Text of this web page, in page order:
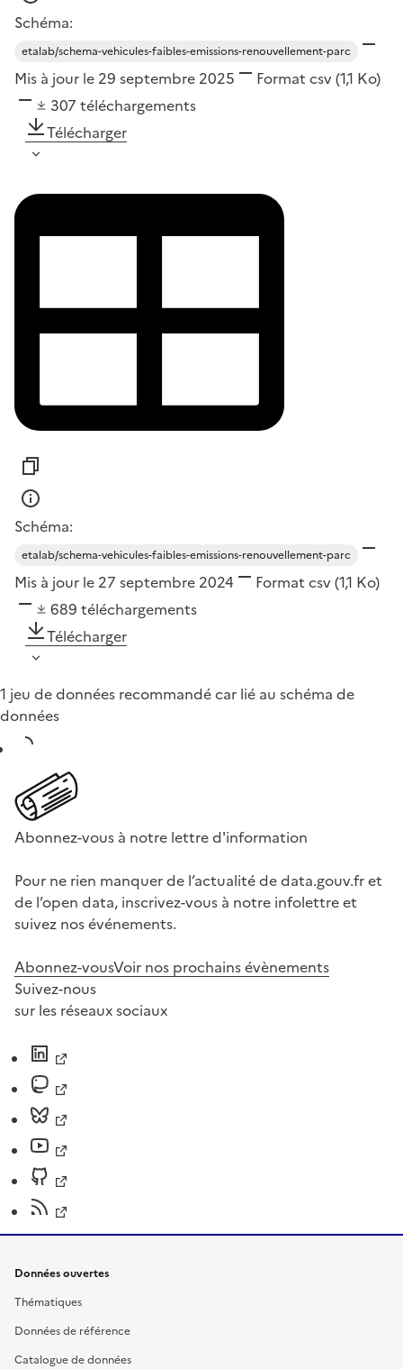
Schéma:
etalab/schema-vehicules-faibles-emissions-renouvellement-parc
Mis à jour le 29 septembre 2025 Format csv(1,1 Ko)
307 téléchargements
Télécharger
Schéma:
etalab/schema-vehicules-faibles-emissions-renouvellement-parc
Mis à jour le 27 septembre 2024 Format csv(1,1 Ko)
689 téléchargements
Télécharger
1 jeu de données recommandé car lié au schéma de
données
Abonnez-vous à notre lettre d'information
Pour ne rien manquer de l’actualité de data.gouv.fr et
de l’open data, inscrivez-vous à notre infolettre et
suivez nos événements.
Abonnez-vousVoir nos prochains évènements
Suivez-nous
sur les réseaux sociaux
Données ouvertes
Thématiques
Données de référence
Catalogue de données